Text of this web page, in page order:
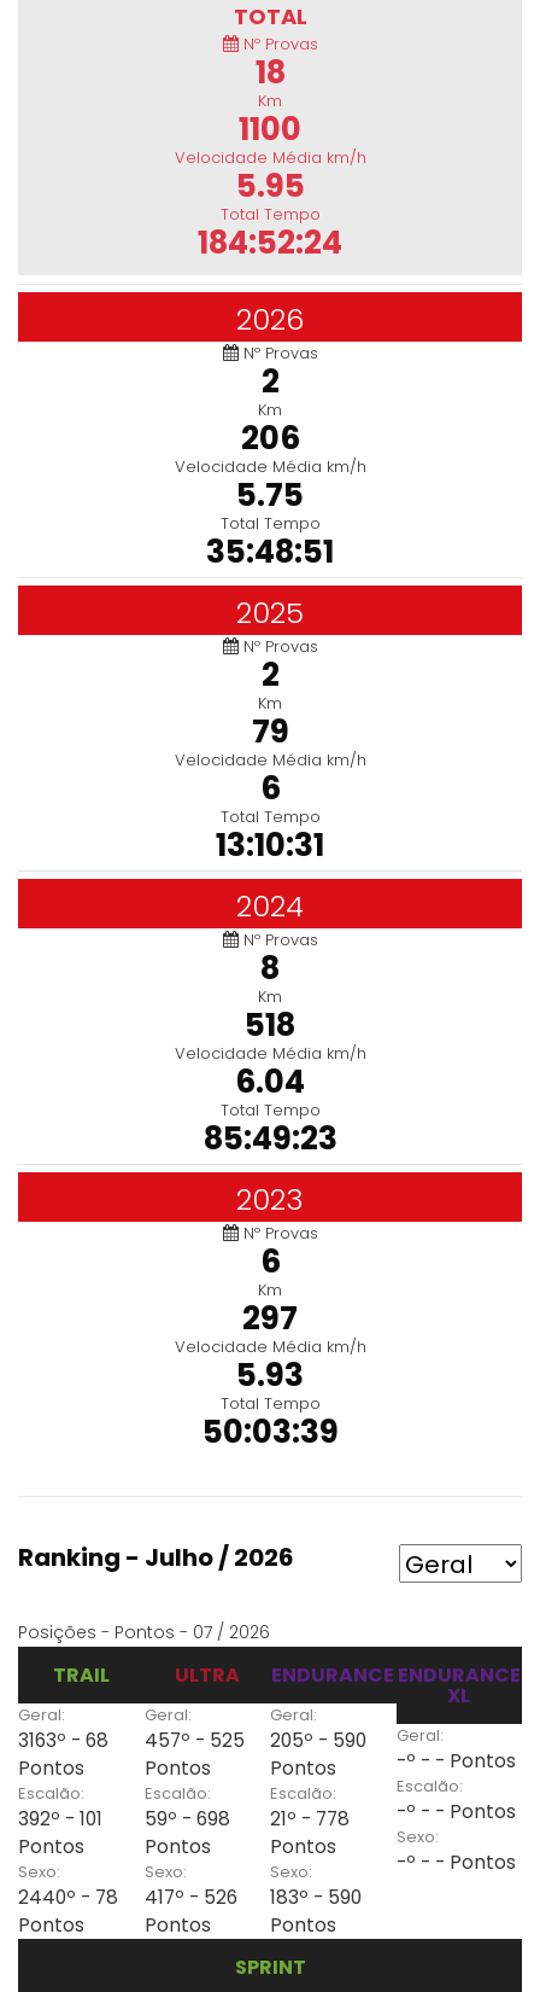
TOTAL
Nº Provas
18
Km
1100
Velocidade Média km/h
5.95
Total Tempo
184:52:24
2026
Nº Provas
2
Km
206
Velocidade Média km/h
5.75
Total Tempo
35:48:51
2025
Nº Provas
2
Km
79
Velocidade Média km/h
6
Total Tempo
13:10:31
2024
Nº Provas
8
Km
518
Velocidade Média km/h
6.04
Total Tempo
85:49:23
2023
Nº Provas
6
Km
297
Velocidade Média km/h
5.93
Total Tempo
50:03:39
Ranking - Julho / 2026
Posições - Pontos - 07 / 2026
TRAIL
Geral:
3163º - 68
Pontos
Escalão:
392º - 101
Pontos
Sexo:
2440º - 78
Pontos
ULTRA
Geral:
457º - 525
Pontos
Escalão:
59º - 698
Pontos
Sexo:
417º - 526
Pontos
ENDURANCE
Geral:
205º - 590
Pontos
Escalão:
21º - 778
Pontos
Sexo:
183º - 590
Pontos
ENDURANCE
XL
Geral:
-º - - Pontos
Escalão:
-º - - Pontos
Sexo:
-º - - Pontos
SPRINT